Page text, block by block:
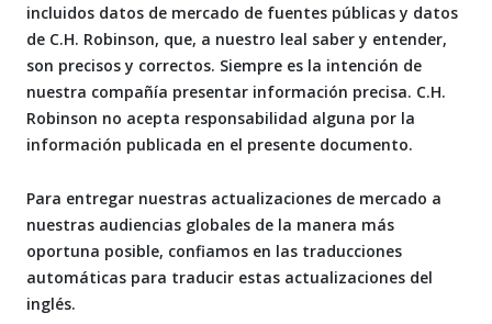
incluidos datos de mercado de fuentes públicas y datos
de C.H. Robinson, que, a nuestro leal saber y entender,
son precisos y correctos. Siempre es la intención de
nuestra compañía presentar información precisa. C.H.
Robinson no acepta responsabilidad alguna por la
información publicada en el presente documento.
Para entregar nuestras actualizaciones de mercado a
nuestras audiencias globales de la manera más
oportuna posible, confiamos en las traducciones
automáticas para traducir estas actualizaciones del
inglés.